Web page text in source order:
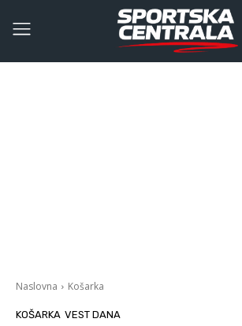
Naslovna Košarka
KOŠARKA VEST DANA